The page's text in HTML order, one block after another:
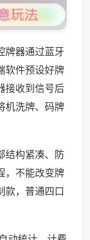
牌器通过蓝牙
软件预设好牌
接收到信号后
机洗牌、码牌
结构紧凑、防
，不能改变牌
款，普通四口